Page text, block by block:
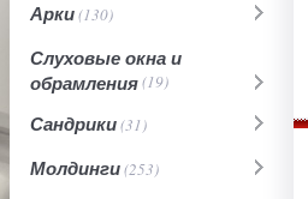
Арки(130)
Слуховые окна и
обрамления(19)
Сандрики(31)
Молдинги(253)